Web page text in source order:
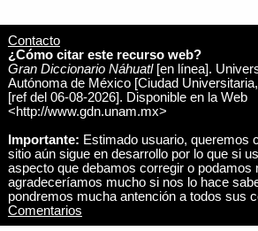
Contacto
¿Cómo citar este recurso web?
Gran Diccionario Náhuatl[en línea].
Autónoma de México [Ciudad
[ref del 06-08-2026]. Disponible en la Web
<http://www.gdn.unam.mx>
Importante: Estimado usuario, queremos
sitio aún sigue en desarrollo por lo que si
aspecto que debamos corregir o podamos
agradeceríamos mucho si nos lo hace
pondremos mucha antención a todos sus
Comentarios